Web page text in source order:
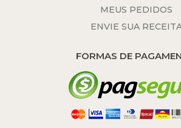
MEUS PEDIDOS
ENVIE SUA
FORMAS DE